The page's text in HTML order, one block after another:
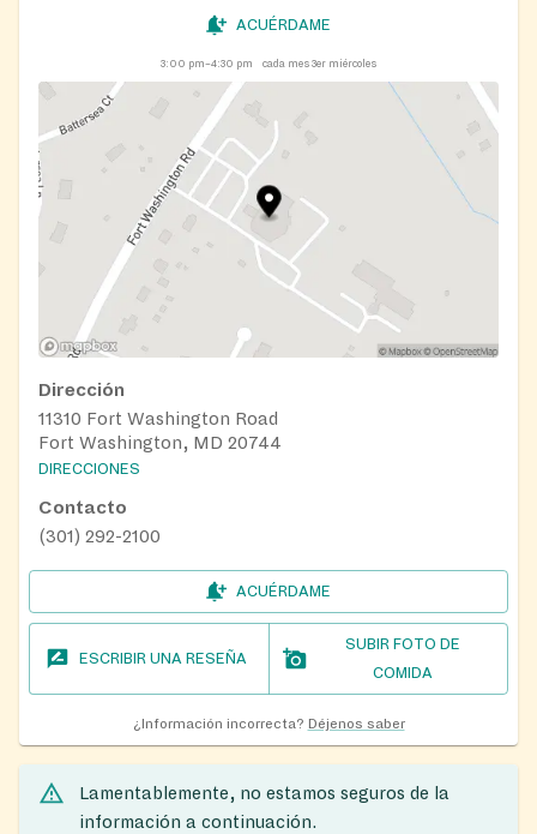
ACUÉRDAME
3:00 pm–4:30 pm cada mes 3er miércoles
Dirección
11310 Fort Washington Road
Fort Washington, MD 20744
DIRECCIONES
Contacto
(301) 292-2100
ACUÉRDAME
ESCRIBIR UNA RESEÑA
SUBIR FOTO DE
COMIDA
¿Información incorrecta? Déjenos saber
Lamentablemente, no estamos seguros de la
información a continuación.